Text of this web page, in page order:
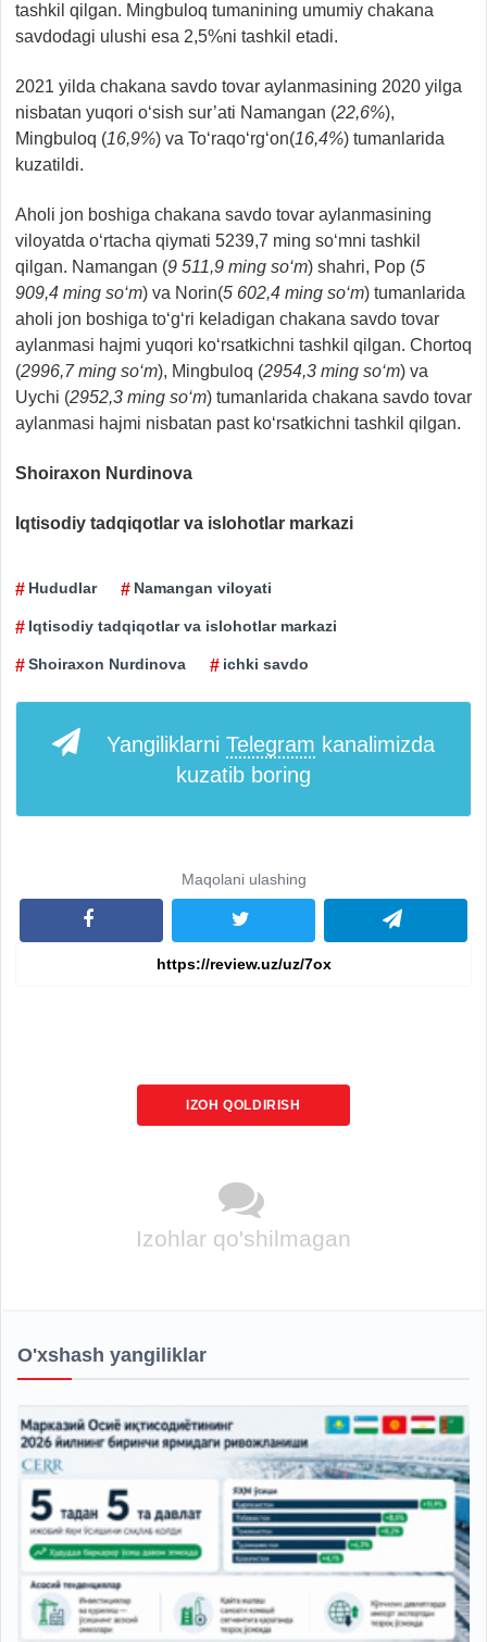
tashkil qilgan. Mingbuloq tumanining umumiy chakana
savdodagi ulushi esa 2,5%ni tashkil etadi.
2021 yilda chakana savdo tovar aylanmasining 2020 yilga
nisbatan yuqori o‘sish sur’ati Namangan (22,6%),
Mingbuloq (16,9%) va To‘raqo‘rg‘on(16,4%) tumanlarida
kuzatildi.
Aholi jon boshiga chakana savdo tovar aylanmasining
viloyatda o‘rtacha qiymati 5239,7 ming so‘mni tashkil
qilgan. Namangan (9 511,9 ming so‘m) shahri, Pop (5
909,4 ming so‘m) va Norin(5 602,4 ming so‘m) tumanlarida
aholi jon boshiga to‘g‘ri keladigan chakana savdo tovar
aylanmasi hajmi yuqori ko‘rsatkichni tashkil qilgan. Chortoq
(2996,7 ming so‘m), Mingbuloq (2954,3 ming so‘m) va
Uychi (2952,3 ming so‘m) tumanlarida chakana savdo tovar
aylanmasi hajmi nisbatan past ko‘rsatkichni tashkil qilgan.
Shoiraxon Nurdinova
Iqtisodiy tadqiqotlar va islohotlar markazi
Hududlar Namangan viloyati
Iqtisodiy tadqiqotlar va islohotlar markazi
Shoiraxon Nurdinova ichki savdo
Yangiliklarni Telegram kanalimizda
kuzatib boring
Maqolani ulashing
IZOH QOLDIRISH
Izohlar qo'shilmagan
O'xshash yangiliklar